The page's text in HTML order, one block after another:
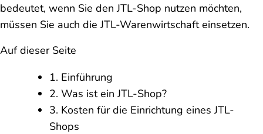
bedeutet, wenn Sie den JTL-Shop nutzen möchten,
müssen Sie auch die JTL-Warenwirtschaft einsetzen.
Auf dieser Seite
1. Einführung
2. Was ist ein JTL-Shop?
3. Kosten für die Einrichtung eines JTL-
Shops